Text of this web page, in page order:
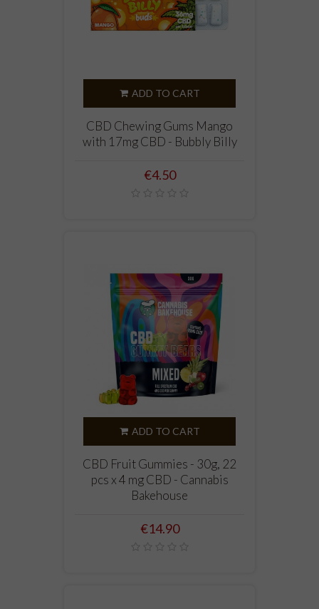
ADD TO CART
CBD Chewing Gums Mango
with 17mg CBD - Bubbly Billy
Price
€4.50
ADD TO CART
CBD Fruit Gummies - 30g, 22
pcs x 4 mg CBD - Cannabis
Bakehouse
Price
€14.90